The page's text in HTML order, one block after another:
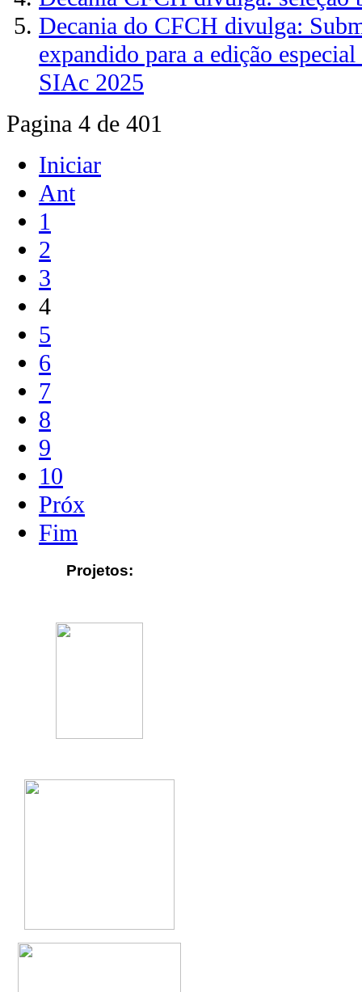
Decania do CFCH divulga:
expandido para a edição
SIAc 2025
Pagina 4 de 401
Iniciar
Ant
1
2
3
4
5
6
7
8
9
10
Próx
Fim
Projetos: